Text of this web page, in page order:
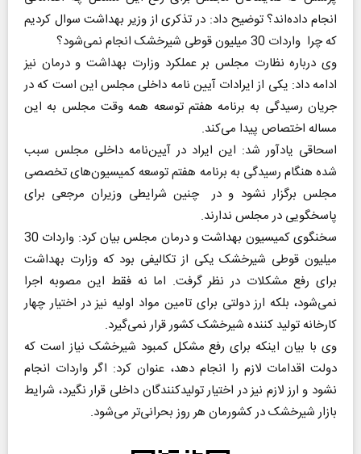
انجام داده‌اند؟ توضیح داد: در تذکری‌ از وزیر بهداشت سوال کردیم
که چرا ‌ واردات 30 میلیون قوطی شیرخشک انجام نمی‌شود؟
وی درباره نظارت مجلس بر عملکرد وزارت بهداشت و درمان نیز
ادامه داد: یکی از ایرادات ‌آیین نامه داخلی مجلس این است که در‌
جریان رسیدگی به برنامه هفتم توسعه همه وقت مجلس به این
مساله اختصاص پیدا می‌کند.
اسحاقی یادآور شد: این ایراد در آیین‌نامه داخلی مجلس سبب
شده هنگام رسیدگی به برنامه هفتم توسعه کمیسیون‌های تخصصی
مجلس برگزار نشود‌ و در چنین شرایطی ‌وزیران مرجعی برای
پاسخگویی در مجلس ندارند.‌
سخنگوی کمیسیون بهداشت و درمان مجلس بیان کرد: واردات 30
میلیون قوطی شیرخشک یکی از تکالیفی بود که وزارت بهداشت
برای رفع مشکلات در نظر گرفت. اما نه فقط این مصوبه اجرا
نمی‌شود، بلکه ارز دولتی برای تامین مواد اولیه نیز در اختیار چهار
کارخانه‌ تولید کننده شیرخشک کشور قرار نمی‌گیرد.
‌‌وی با بیان اینکه برای رفع مشکل کمبود شیرخشک نیاز است که
دولت اقدامات لازم را انجام دهد، عنوان کرد: اگر واردات انجام
نشود و ارز لازم نیز در اختیار تولیدکنندگان داخلی قرار نگیرد، شرایط
بازار شیرخشک در کشورمان هر روز بحرانی‌تر می‌شود.‌